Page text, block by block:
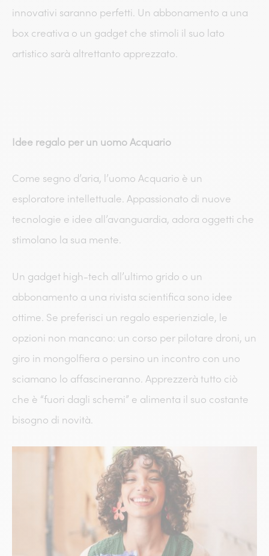
innovativi saranno perfetti. Un abbonamento a una
box creativa o un gadget che stimoli il suo lato
artistico sarà altrettanto apprezzato.
Idee regalo per un uomo Acquario
Come segno d’aria, l’uomo Acquario è un
esploratore intellettuale. Appassionato di nuove
tecnologie e idee all’avanguardia, adora oggetti che
stimolano la sua mente.
Un gadget high-tech all’ultimo grido o un
abbonamento a una rivista scientifica sono idee
ottime. Se preferisci un regalo esperienziale, le
opzioni non mancano: un corso per pilotare droni, un
giro in mongolfiera o persino un incontro con uno
sciamano lo affascineranno. Apprezzerà tutto ciò
che è “fuori dagli schemi” e alimenta il suo costante
bisogno di novità.